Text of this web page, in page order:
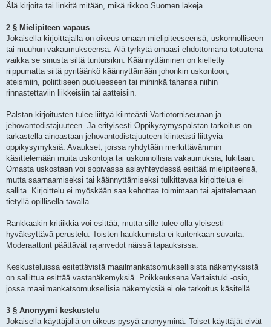
Älä kirjoita tai linkitä mitään, mikä rikkoo Suomen lakeja.
2 § Mielipiteen vapaus
Jokaisella kirjoittajalla on oikeus omaan mielipiteeseensä, uskonnolliseen
tai muuhun vakaumukseensa. Älä tyrkytä omaasi ehdottomana totuutena
vaikka se sinusta siltä tuntuisikin. Käännyttäminen on kielletty
riippumatta siitä pyritäänkö käännyttämään johonkin uskontoon,
ateismiin, poliittiseen puolueeseen tai mihinkä tahansa niihin
rinnastettaviin liikkeisiin tai aatteisiin.
Palstan kirjoitusten tulee liittyä kiinteästi Vartiotorniseuraan ja
jehovantodistajuuteen. Ja erityisesti Oppikysymyspalstan tarkoitus on
tarkastella ainoastaan jehovantodistajuuteen kiinteästi liittyviä
oppikysymyksiä. Avaukset, joissa ryhdytään merkittävämmin
käsittelemään muita uskontoja tai uskonnollisia vakaumuksia, lukitaan.
Omasta uskostaan voi sopivassa asiayhteydessä esittää mielipiteensä,
mutta saarnaamiseksi tai käännyttämiseksi tulkittavaa kirjoittelua ei
sallita. Kirjoittelu ei myöskään saa kehottaa toimimaan tai ajattelemaan
tietyllä opillisella tavalla.
Rankkaakin kritiikkiä voi esittää, mutta sille tulee olla yleisesti
hyväksyttävä perustelu. Toisten haukkumista ei kuitenkaan suvaita.
Moderaattorit päättävät rajanvedot näissä tapauksissa.
Keskusteluissa esitettävistä maailmankatsomuksellisista näkemyksistä
on sallittua esittää vastanäkemyksiä. Poikkeuksena Vertaistuki -osio,
jossa maailmankatsomuksellisia näkemyksiä ei ole tarkoitus käsitellä.
3 § Anonyymi keskustelu
Jokaisella käyttäjällä on oikeus pysyä anonyyminä. Toiset käyttäjät eivät